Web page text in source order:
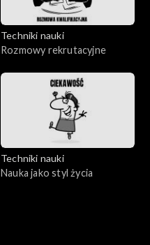
Techniki nauki
Rozmowy rekrutacyjne
Techniki nauki
Nauka jako styl życia